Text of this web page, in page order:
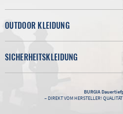
OUTDOOR KLEIDUNG
SICHERHEITSKLEIDUNG
BURGIA
– DIREKT VOM HERSTELLER!